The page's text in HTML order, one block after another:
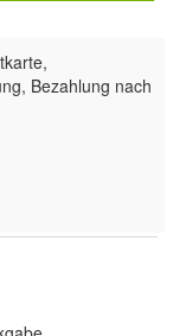
Bezahlung nach